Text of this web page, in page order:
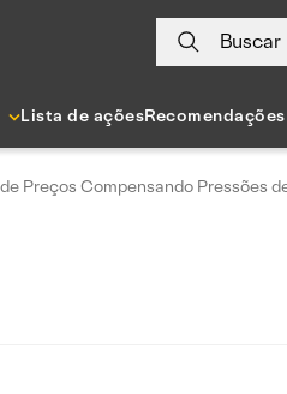
Buscar
Lista de açõesRecomendações
de Preços Compensando Pressões